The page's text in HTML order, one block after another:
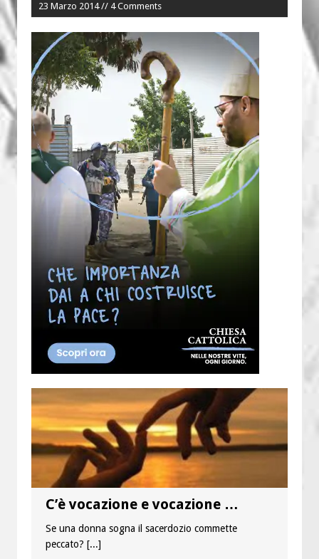
23 Marzo 2014 // 4 Comments
C’è vocazione e vocazione …
Se una donna sogna il sacerdozio commette
peccato? [...]